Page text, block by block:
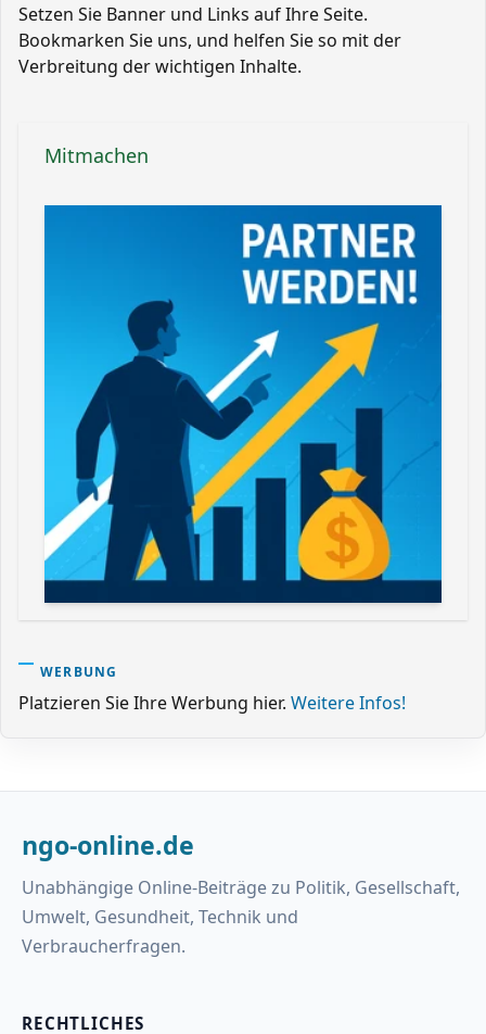
Setzen Sie Banner und Links auf Ihre Seite.
Bookmarken Sie uns, und helfen Sie so mit der
Verbreitung der wichtigen Inhalte.
Mitmachen
WERBUNG
Platzieren Sie Ihre Werbung hier. Weitere Infos!
ngo-online.de
Unabhängige Online-Beiträge zu Politik, Gesellschaft,
Umwelt, Gesundheit, Technik und
Verbraucherfragen.
RECHTLICHES